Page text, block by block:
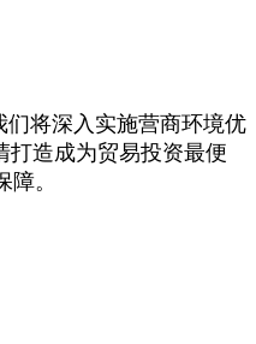
将深入实施营商环境优
打造成为贸易投资最便
。